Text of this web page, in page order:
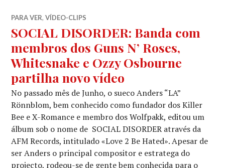
PARA VER,VÍDEO-CLIPS
SOCIAL DISORDER: Banda com
membros dos Guns N’ Roses,
Whitesnake e Ozzy Osbourne
partilha novo vídeo
No passado mês de Junho, o sueco Anders “LA”
Rönnblom, bem conhecido como fundador dos Killer
Bee e X-Romance e membro dos Wolfpakk, editou um
álbum sob o nome de SOCIAL DISORDER através da
AFM Records, intitulado «Love 2 Be Hated». Apesar de
ser Anders o principal compositor e estratega do
projecto, rodeou-se de gente bem conhecida para o